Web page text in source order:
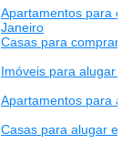
Apartamentos para
Janeiro
Casas para comprar
Imóveis para alugar
Apartamentos para
Casas para alugar